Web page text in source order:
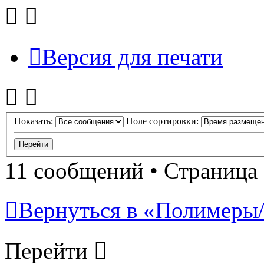
Версия для печати
Показать: Поле сортировки:
11 сообщений • Страница
Вернуться в
Перейти